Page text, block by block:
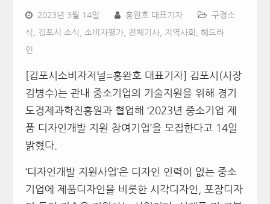
2023년 3월 14일 홍완호 대표기자 구정소
식 김포시 소식 소비자평가, 전체기사, 지역사회 헤드라
인
[김포시소비자저널=홍완호 대표기자] 김포시(시장
김병수)는 관내 중소기업의 기술지원을 위해 경기
도경제과학진흥원과 협업해 ‘2023년 중소기업 제
품 디자인개발 지원 참여기업’을 모집한다고 14일
밝혔다.
‘디자인개발 지원사업’은 디자인 인력이 없는 중소
기업에 제품디자인을 비롯한 시각디자인, 포장디자